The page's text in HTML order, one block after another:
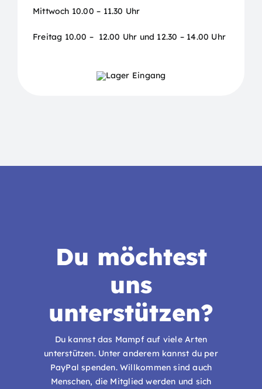
Mittwoch 10.00 – 11.30 Uhr
Freitag 10.00 – 12.00 Uhr und 12.30 – 14.00 Uhr
Du möchtest
uns
unterstützen?
Du kannst das Mampf auf viele Arten
unterstützen. Unter anderem kannst du per
PayPal spenden. Willkommen sind auch
Menschen, die Mitglied werden und sich